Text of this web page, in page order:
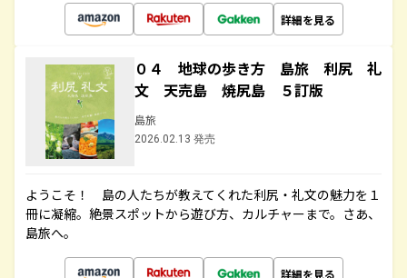
詳細を見る
０４ 地球の歩き方 島旅 利尻 礼
文 天売島 焼尻島 ５訂版
島旅
2026.02.13 発売
ようこそ！ 島の人たちが教えてくれた利尻・礼文の魅力を１
冊に凝縮。絶景スポットから遊び方、カルチャーまで。さあ、
島旅へ。
詳細を見る